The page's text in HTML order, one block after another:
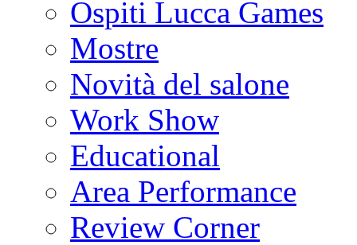
Ospiti Lucca Games
Mostre
Novità del salone
Work Show
Educational
Area Performance
Review Corner